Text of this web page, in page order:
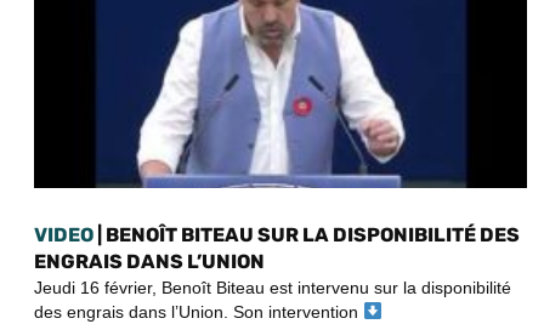
VIDEO | BENOÎT BITEAU SUR LA DISPONIBILITÉ DES
ENGRAIS DANS L’UNION
Jeudi 16 février, Benoît Biteau est intervenu sur la disponibilité
des engrais dans l’Union. Son intervention